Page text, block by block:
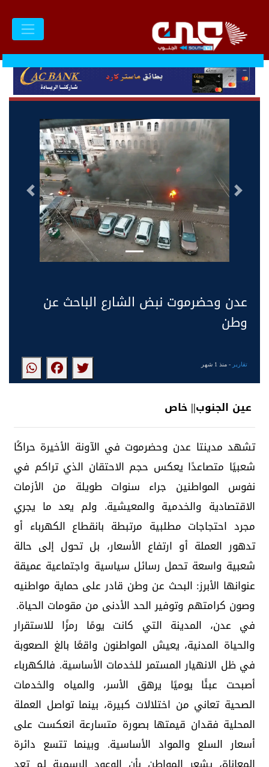
التالى السابق
عدن وحضرموت نبض الشارع الباحث عن
وطن
تقارير - منذ 1 شهر
عين الجنوب|| خاص
تشهد مدينتا عدن وحضرموت في الآونة الأخيرة حراكًا
شعبيًا متصاعدًا يعكس حجم الاحتقان الذي تراكم في
نفوس المواطنين جراء سنوات طويلة من الأزمات
الاقتصادية والخدمية والمعيشية. ولم يعد ما يجري
مجرد احتجاجات مطلبية مرتبطة بانقطاع الكهرباء أو
تدهور العملة أو ارتفاع الأسعار، بل تحول إلى حالة
شعبية واسعة تحمل رسائل سياسية واجتماعية عميقة
عنوانها الأبرز: البحث عن وطن قادر على حماية مواطنيه
وصون كرامتهم وتوفير الحد الأدنى من مقومات الحياة.
في عدن، المدينة التي كانت يومًا رمزًا للاستقرار
والحياة المدنية، يعيش المواطنون واقعًا بالغ الصعوبة
في ظل الانهيار المستمر للخدمات الأساسية. فالكهرباء
أصبحت عبئًا يوميًا يرهق الأسر، والمياه والخدمات
الصحية تعاني من اختلالات كبيرة، بينما تواصل العملة
المحلية فقدان قيمتها بصورة متسارعة انعكست على
أسعار السلع والمواد الأساسية. وبينما تتسع دائرة